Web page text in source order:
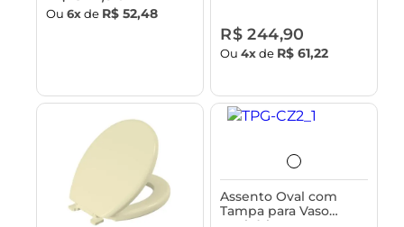
Ou6xde R$ 52,48
R$ 244,90
Ou4xde R$ 61,22
Assento Oval com
Tampa para Vaso